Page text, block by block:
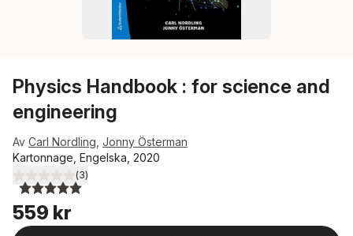
Physics Handbook : for science and
engineering
Av Carl Nordling Jonny Österman
Kartonnage, Engelska, 2020
5,0utav 5 stjärnor. Totalt antal röster:
(3)
559 kr